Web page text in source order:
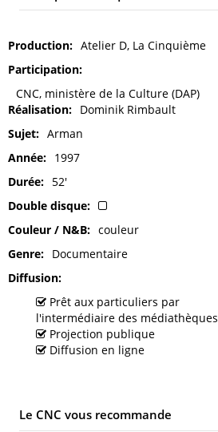
Production
Atelier D, La Cinquième
Participation
CNC, ministère de la Culture (DAP)
Réalisation
Dominik Rimbault
Sujet
Arman
Année
1997
Durée
52'
Double disque
Couleur / N&B
couleur
Genre
Documentaire
Diffusion
Prêt aux particuliers par
l'intermédiaire des médiathèques
Projection publique
Diffusion en ligne
Le CNC vous recommande